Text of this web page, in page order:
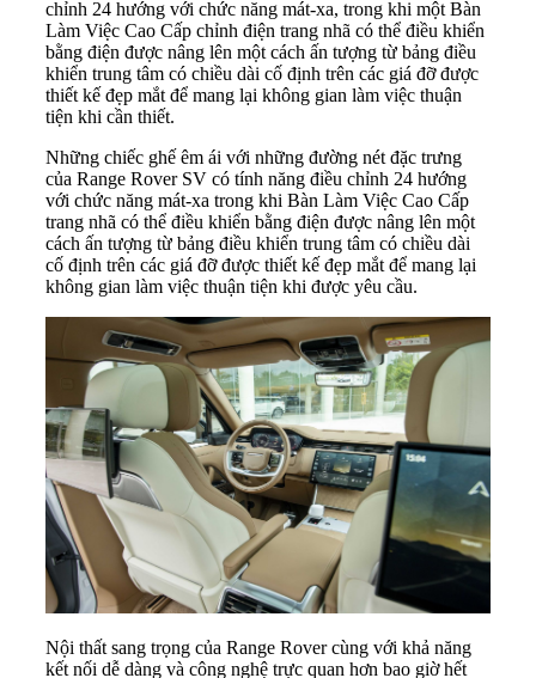
chỉnh 24 hướng với chức năng mát-xa, trong khi một Bàn
Làm Việc Cao Cấp chỉnh điện trang nhã có thể điều khiển
bằng điện được nâng lên một cách ấn tượng từ bảng điều
khiển trung tâm có chiều dài cố định trên các giá đỡ được
thiết kế đẹp mắt để mang lại không gian làm việc thuận
tiện khi cần thiết.
Những chiếc ghế êm ái với những đường nét đặc trưng
của Range Rover SV có tính năng điều chỉnh 24 hướng
với chức năng mát-xa trong khi Bàn Làm Việc Cao Cấp
trang nhã có thể điều khiển bằng điện được nâng lên một
cách ấn tượng từ bảng điều khiển trung tâm có chiều dài
cố định trên các giá đỡ được thiết kế đẹp mắt để mang lại
không gian làm việc thuận tiện khi được yêu cầu.
Nội thất sang trọng của Range Rover cùng với khả năng
kết nối dễ dàng và công nghệ trực quan hơn bao giờ hết